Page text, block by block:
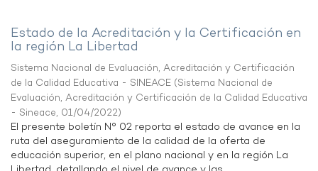
Estado de la Acreditación y la Certificación en
la región La Libertad
Sistema Nacional de Evaluación, Acreditación y Certificación
de la Calidad Educativa - SINEACE (Sistema Nacional de
Evaluación, Acreditación y Certificación de la Calidad Educativa
- Sineace, 01/04/2022)
El presente boletín N° 02 reporta el estado de avance en la
ruta del aseguramiento de la calidad de la oferta de
educación superior, en el plano nacional y en la región La